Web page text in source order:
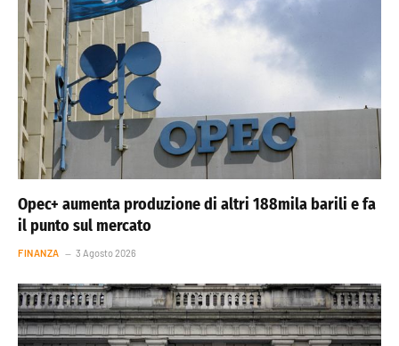
Opec+ aumenta produzione di altri 188mila barili e fa
il punto sul mercato
FINANZA 3 Agosto 2026